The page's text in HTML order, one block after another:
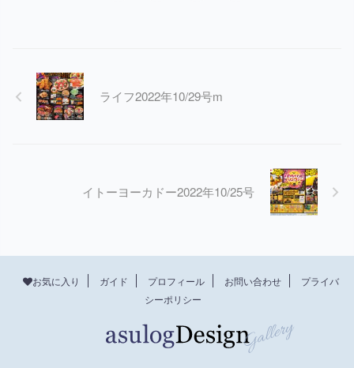
ライフ2022年10/29号m
イトーヨーカドー2022年10/25号
お気に入り ガイド プロフィール お問い合わせ
プライバ
シーポリシー